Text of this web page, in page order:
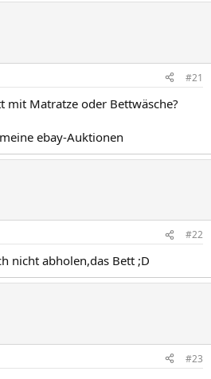
#21
mit Matratze oder Bettwäsche?
ebay-Auktionen
#22
nicht abholen,das Bett ;D
#23